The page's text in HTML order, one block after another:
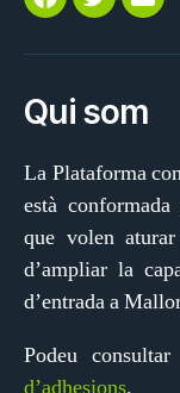
Facebook
Twitter
Qui som
La Plataforma
està
que volen
d’ampliar la
d’entrada a
Podeu